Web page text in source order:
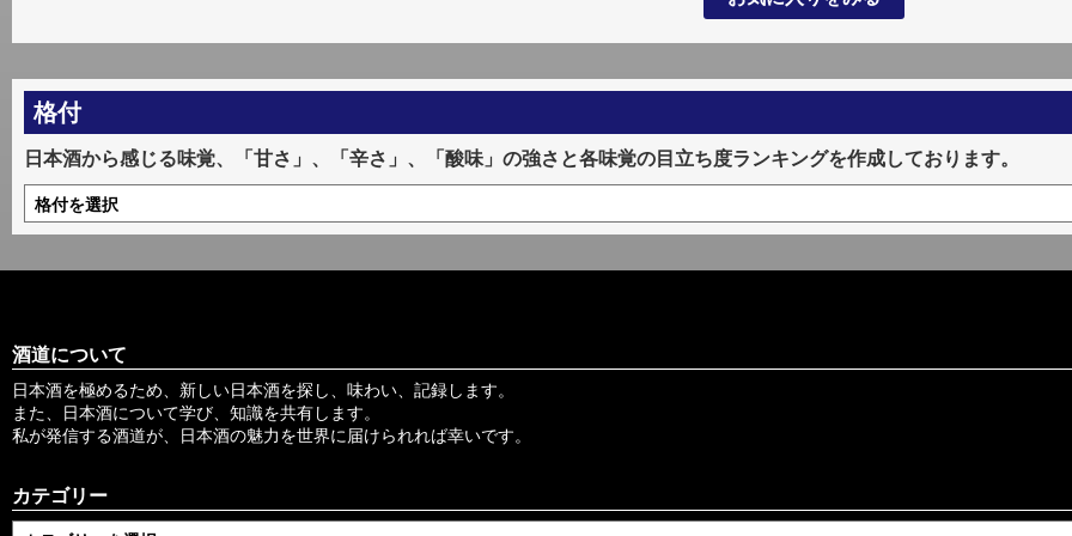
格付
日本酒から感じる味覚、「甘さ」、「辛さ」、「酸味」の強さと各味覚の目立ち度ランキングを作成しております。
酒道について
日本酒を極めるため、新しい日本酒を探し、味わい、記録します。
また、日本酒について学び、知識を共有します。
私が発信する酒道が、日本酒の魅力を世界に届けられれば幸いです。
カテゴリー